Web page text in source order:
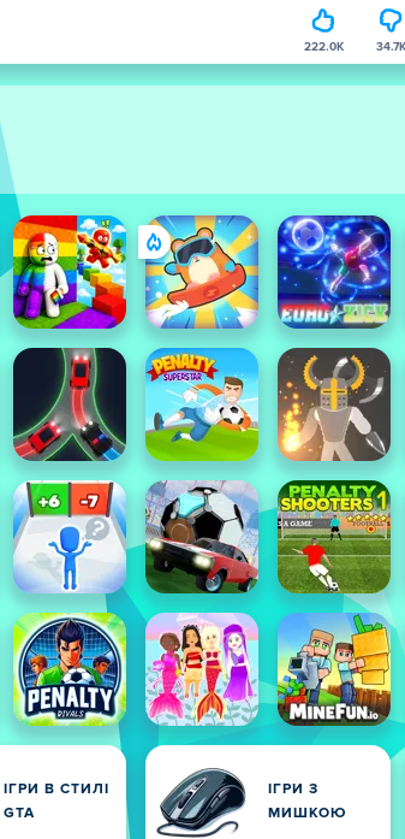
222.0K 34.7K
ІГРИ В СТИЛІ
GTA
ІГРИ З
МИШКОЮ